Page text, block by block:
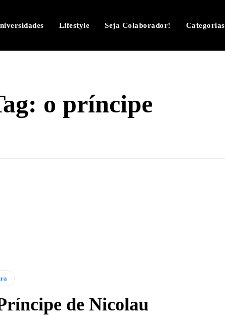
Lifestyle Seja Colaborador! Categorias
o príncipe
de Nicolau